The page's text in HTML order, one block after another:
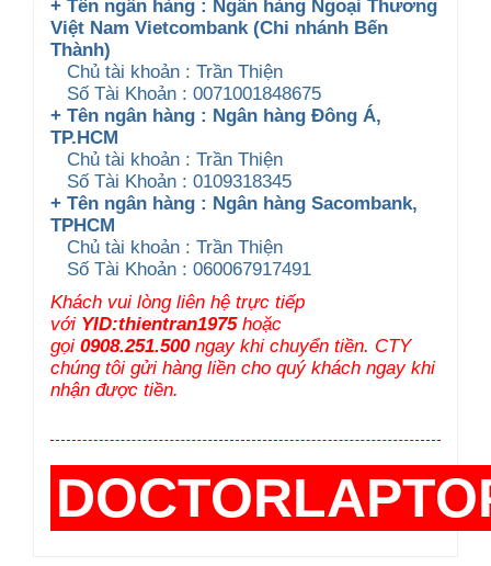
+ Tên ngân hàng : Ngân hàng Ngoại Thương
Việt Nam Vietcombank (Chi nhánh Bến
Thành)
Chủ tài khoản : Trần Thiện
Số Tài Khoản : 0071001848675
+ Tên ngân hàng : Ngân hàng Đông Á,
TP.HCM
Chủ tài khoản : Trần Thiện
Số Tài Khoản : 0109318345
+ Tên ngân hàng : Ngân hàng Sacombank,
TPHCM
Chủ tài khoản : Trần Thiện
Số Tài Khoản : 060067917491
Khách vui lòng liên hệ trực tiếp
với YID:thientran1975hoặc
gọi 0908.251.500ngay khi chuyển tiền. CTY
chúng tôi gửi hàng liền cho quý khách ngay khi
nhận được tiền.